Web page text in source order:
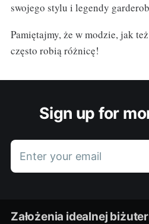
swojego stylu i legendy
Pamiętajmy, że w modzie, jak
często robią różnicę!
Sign up for
Enter your email
Założenia idealnej